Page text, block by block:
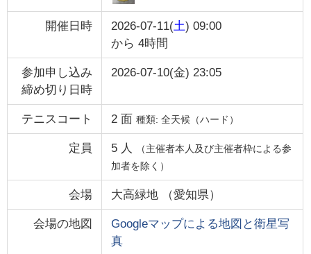
開催日時 2026-07-11(土) 09:00
から 4時間
参加申し込み
締め切り日時
2026-07-10(金) 23:05
テニスコート 2面 種類: 全天候（ハード）
定員 5 人
（主催者本人及び主催者枠による参
加者を除く）
会場 大高緑地（愛知県）
会場の地図
Googleマップによる地図と衛星写
真